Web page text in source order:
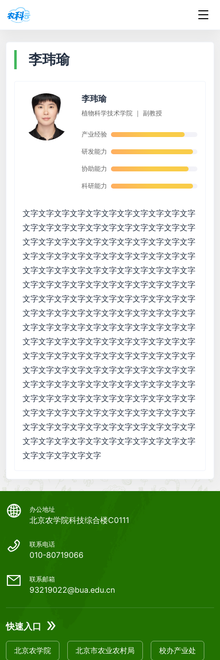
李玮瑜
李玮瑜
植物科学技术学院 ｜ 副教授
产业经验
研发能力
协助能力
科研能力
文字文字文字文字文字文字文字文字文字文字文字
文字文字文字文字文字文字文字文字文字文字文字
文字文字文字文字文字文字文字文字文字文字文字
文字文字文字文字文字文字文字文字文字文字文字
文字文字文字文字文字文字文字文字文字文字文字
文字文字文字文字文字文字文字文字文字文字文字
文字文字文字文字文字文字文字文字文字文字文字
文字文字文字文字文字文字文字文字文字文字文字
文字文字文字文字文字文字文字文字文字文字文字
文字文字文字文字文字文字文字文字文字文字文字
文字文字文字文字文字文字文字文字文字文字文字
文字文字文字文字文字文字文字文字文字文字文字
文字文字文字文字文字文字文字文字文字文字文字
文字文字文字文字文字文字文字文字文字文字文字
文字文字文字文字文字文字文字文字文字文字文字
文字文字文字文字文字文字文字文字文字文字文字
文字文字文字文字文字文字文字文字文字文字文字
文字文字文字文字文字
办公地址
北京农学院科技综合楼C0111
联系电话
010-80719066
联系邮箱
93219022@bua.edu.cn
快速入口
北京农学院 北京市农业农村局 校办产业处